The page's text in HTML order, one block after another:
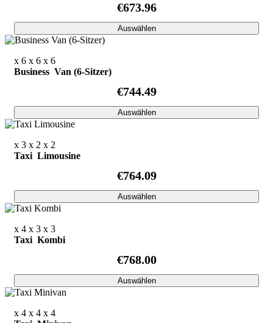
€673.96
Auswählen
x 6 x 6 x 6
Business Van (6-Sitzer)
€744.49
Auswählen
x 3 x 2 x 2
Taxi Limousine
€764.09
Auswählen
x 4 x 3 x 3
Taxi Kombi
€768.00
Auswählen
x 4 x 4 x 4